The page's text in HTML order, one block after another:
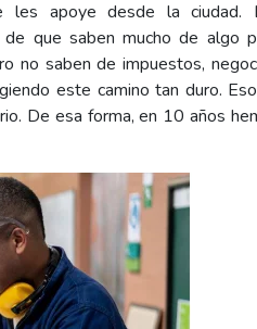
les apoye desde la ciudad.
que saben mucho de algo
no saben de impuestos,
este camino tan duro.
De esa forma, en 10 años